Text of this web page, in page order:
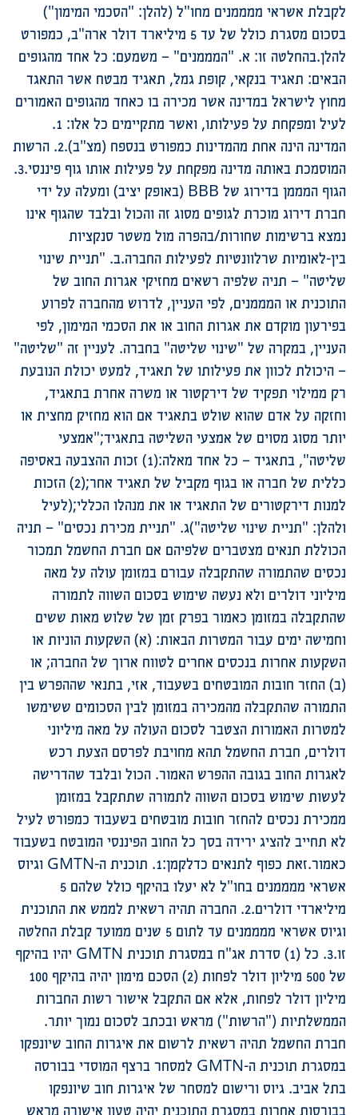
לקבלת אשראי ממממנים מחו"ל (להלן: "הסכמי המימון")
בסכום מסגרת כולל של עד 5 מיליארד דולר ארה"ב, כמפורט
להלן.בהחלטה זו: א. "המממנים" – משמעם: כל אחד מהגופים
הבאים: תאגיד בנקאי, קופת גמל, תאגיד מבטח אשר התאגד
מחוץ לישראל במדינה אשר מכירה בו כאחד מהגופים האמורים
לעיל ומפקחת על פעילותו, ואשר מתקיימים כל אלו: 1.
המדינה הינה אחת מהמדינות כמפורט בנספח (מצ"ב).2. הרשות
המוסמכת באותה מדינה מפקחת על פעילות אותו גוף פיננסי.3.
הגוף המממן בדירוג של BBB (באופק יציב) ומעלה על ידי
חברת דירוג מוכרת לגופים מסוג זה והכול ובלבד שהגוף אינו
נמצא ברשימות שחורות/בהפרה מול משטר סנקציות
בין-לאומיות שרלוונטיות לפעילות החברה.ב. "תניית שינוי
שליטה" – תניה שלפיה רשאים מחזיקי אגרות החוב של
התוכנית או המממנים, לפי העניין, לדרוש מהחברה לפרוע
בפירעון מוקדם את אגרות החוב או את הסכמי המימון, לפי
העניין, במקרה של "שינוי שליטה" בחברה. לעניין זה "שליטה"
– היכולת לכוון את פעילותו של תאגיד, למעט יכולת הנובעת
רק ממילוי תפקיד של דירקטור או משרה אחרת בתאגיד,
וחזקה על אדם שהוא שולט בתאגיד אם הוא מחזיק מחצית או
יותר מסוג מסוים של אמצעי השליטה בתאגיד;"אמצעי
שליטה", בתאגיד – כל אחד מאלה:(1) זכות ההצבעה באסיפה
כללית של חברה או בגוף מקביל של תאגיד אחר;(2) הזכות
למנות דירקטורים של התאגיד או את מנהלו הכללי;(לעיל
ולהלן: "תניית שינוי שליטה")ג. "תניית מכירת נכסים" – תניה
הכוללת תנאים מצטברים שלפיהם אם חברת החשמל תמכור
נכסים שהתמורה שהתקבלה עבורם במזומן עולה על מאה
מיליוני דולרים ולא נעשה שימוש בסכום השווה לתמורה
שהתקבלה במזומן כאמור בפרק זמן של שלוש מאות ששים
וחמישה ימים עבור המטרות הבאות: (א) השקעות הוניות או
השקעות אחרות בנכסים אחרים לטווח ארוך של החברה; או
(ב) החזר חובות המובטחים בשעבוד, אזי, בתנאי שההפרש בין
התמורה שהתקבלה מהמכירה במזומן לבין הסכומים ששימשו
למטרות האמורות הצטבר לסכום העולה על מאה מיליוני
דולרים, חברת החשמל תהא מחויבת לפרסם הצעת רכש
לאגרות החוב בגובה ההפרש האמור. הכול ובלבד שהדרישה
לעשות שימוש בסכום השווה לתמורה שתתקבל במזומן
ממכירת נכסים להחזר חובות מובטחים בשעבוד כמפורט לעיל
לא תחייב להציג ירידה בסך כל החוב הפיננסי המובטח בשעבוד
כאמור.זאת כפוף לתנאים כדלקמן:1. תוכנית ה-GMTN וגיוס
אשראי ממממנים בחו"ל לא יעלו בהיקף כולל שלהם 5
מיליארדי דולרים.2. החברה תהיה רשאית לממש את התוכנית
וגיוס אשראי ממממנים עד לתום 5 שנים ממועד קבלת החלטה
זו.3. כל (1) סדרת אג"ח במסגרת תוכנית GMTN יהיו בהיקף
של 500 מיליון דולר לפחות (2) הסכם מימון יהיה בהיקף 100
מיליון דולר לפחות, אלא אם התקבל אישור רשות החברות
הממשלתיות ("הרשות") מראש ובכתב לסכום נמוך יותר.
חברת החשמל תהיה רשאית לרשום את איגרות החוב שיונפקו
במסגרת תוכנית ה-GMTN למסחר ברצף המוסדי בבורסה
בתל אביב. גיוס ורישום למסחר של איגרות חוב שיונפקו
בבורסות אחרות במסגרת התוכנית יהיה טעון אישורה מראש